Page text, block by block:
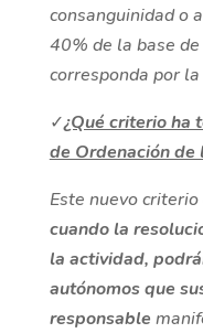
consanguinidad o
40% de la base
corresponda por
✓¿Qué criterio ha
de Ordenación de
Este nuevo
cuando la
la actividad,
autónomos que
responsable